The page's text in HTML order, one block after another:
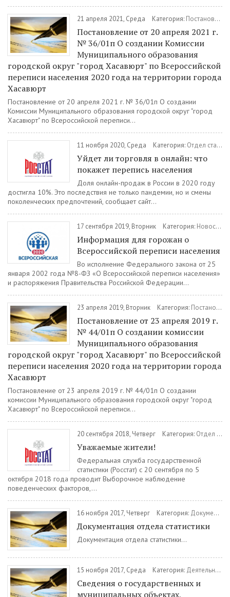
21 апреля 2021, Среда Категория: Постановления
Постановление от 20 апреля 2021 г.
№ 36/01п О создании Комиссии
Муниципального образования
городской округ "город Хасавюрт" по Всероссийской
переписи населения 2020 года на территории города
Хасавюрт
Постановление от 20 апреля 2021 г. № 36/01п О создании
Комиссии Муниципального образования городской округ "город
Хасавюрт" по Всероссийской переписи...
11 ноября 2020, Среда Категория: Отдел статистики
Уйдет ли торговля в онлайн: что
покажет перепись населения
Доля онлайн-продаж в России в 2020 году
достигла 10%. Это последствия не только пандемии, но и смены
поколенческих предпочтений, сообщает сайт...
17 сентября 2019, Вторник Категория: Новости
Информация для горожан о
Всероссийской переписи населения
Во исполнение Федерального закона от 25
января 2002 года №8-ФЗ «О Всероссийской переписи населения»
и распоряжения Правительства Российской Федерации...
23 апреля 2019, Вторник Категория: Постановления
Постановление от 23 апреля 2019 г.
№ 44/01п О создании комиссии
Муниципального образования
городской округ "город Хасавюрт" по Всероссийской
переписи населения 2020 года на территории города
Хасавюрт
Постановление от 23 апреля 2019 г. № 44/01п О создании
комиссии Муниципального образования городской округ "город
Хасавюрт" по Всероссийской переписи...
20 сентября 2018, Четверг Категория: Отдел статистики
Уважаемые жители!
Федеральная служба государственной
статистики (Росстат) с 20 сентября по 5
октября 2018 года проводит Выборочное наблюдение
поведенческих факторов,...
16 ноября 2017, Четверг Категория: Документы
Документация отдела статистики
Документация отдела статистики...
15 ноября 2017, Среда Категория: Деятельность
Сведения о государственных и
муниципальных объектах,